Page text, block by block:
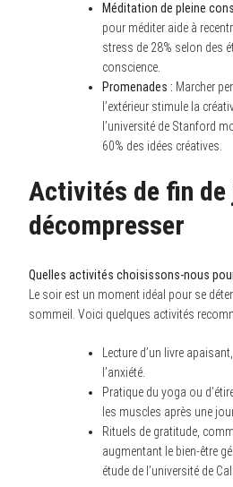
Méditation de pleine
pour méditer aide à
stress de 28% selon des
conscience.
Promenades : Marcher
l’extérieur stimule la
l’université de Stanford
60% des idées créatives.
Activités de fin de
décompresser
Quelles activités choisissons-nous
Le soir est un moment idéal pour se
sommeil. Voici quelques activités
Lecture d’un livre
l’anxiété.
Pratique du yoga ou
les muscles après une
Rituels de gratitude,
augmentant le bien-être
étude de l’université de